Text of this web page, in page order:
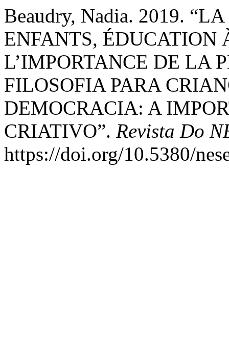
Beaudry, Nadia. 2019.
ENFANTS, ÉDUCATION
L’IMPORTANCE DE LA
FILOSOFIA PARA
DEMOCRACIA: A
CRIATIVO”. Revista Do
https://doi.org/10.5380/